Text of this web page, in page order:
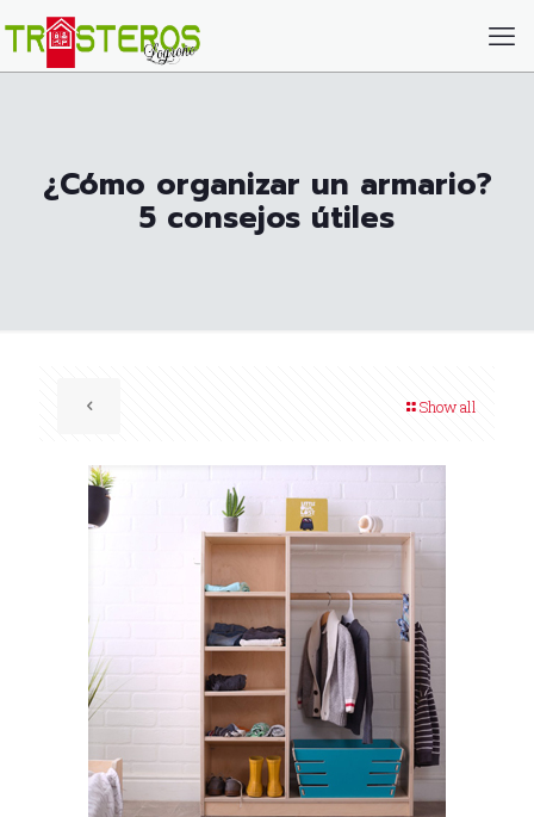
¿Cómo organizar un armario?
5 consejos útiles
Show all